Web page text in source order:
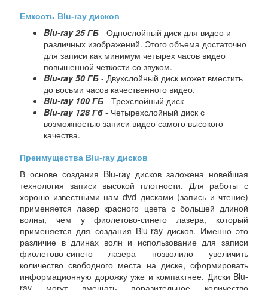
Емкость Blu-ray дисков
Blu-ray 25 ГБ - Однослойный диск для видео и
различных изображений. Этого объема достаточно
для записи как минимум четырех часов видео
повышенной четкости со звуком.
Blu-ray 50 ГБ - Двухслойный диск может вместить
до восьми часов качественного видео.
Blu-ray 100 ГБ - Трехслойный диск
Blu-ray 128 Гб - Четырехслойный диск с
возможностью записи видео самого высокого
качества.
Преимущества Blu-ray дисков
В основе создания Blu-ray дисков заложена новейшая
технология записи высокой плотности. Для работы с
хорошо известными нам dvd дисками (запись и чтение)
применяется лазер красного цвета с большей длиной
волны, чем у фиолетово-синего лазера, который
применяется для создания Blu-ray дисков. Именно это
различие в длинах волн и использование для записи
фиолетово-синего лазера позволило увеличить
количество свободного места на диске, сформировать
информационную дорожку уже и компактнее. Диски Blu-
ray могут вмещать поразительное количество